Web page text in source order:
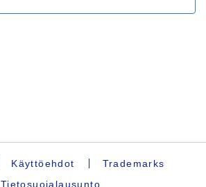
Käyttöehdot
Trademarks
Tietosuojalausunto